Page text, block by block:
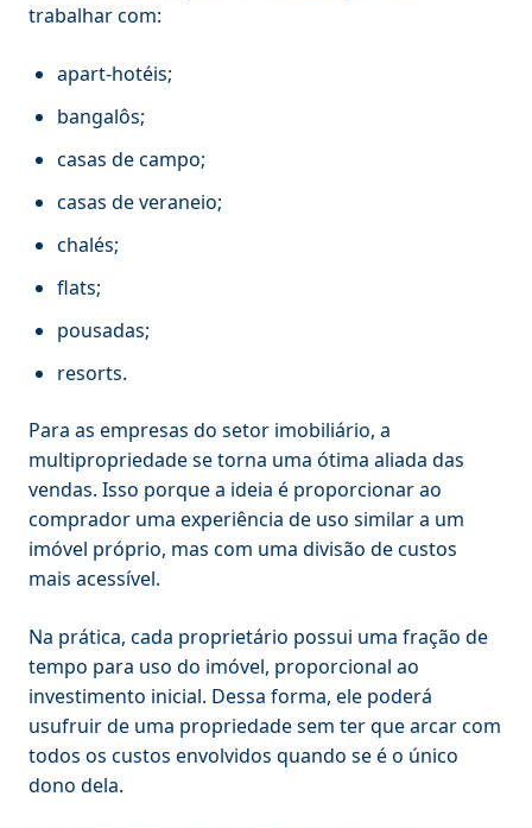
trabalhar com:
apart-hotéis;
bangalôs;
casas de campo;
casas de veraneio;
chalés;
flats;
pousadas;
resorts.
Para as empresas do setor imobiliário, a
multipropriedade se torna uma ótima aliada das
vendas. Isso porque a ideia é proporcionar ao
comprador uma experiência de uso similar a um
imóvel próprio, mas com uma divisão de custos
mais acessível.
Na prática, cada proprietário possui uma fração de
tempo para uso do imóvel, proporcional ao
investimento inicial. Dessa forma, ele poderá
usufruir de uma propriedade sem ter que arcar com
todos os custos envolvidos quando se é o único
dono dela.